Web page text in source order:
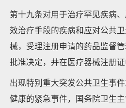
第十九条对用于治疗罕见疾病
效治疗手段的疾病和应对公共
械，受理注册申请的药品监督
批准决定，并在医疗器械注册证
出现特别重大突发公共卫生事
健康的紧急事件，国务院卫生